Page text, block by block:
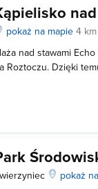
pokaż na mapie4
nad stawami
Roztoczu. Dzięki
pokaż